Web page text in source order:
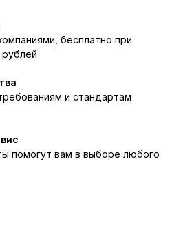
бесплатно при
и стандартам
помогут вам в выборе любого